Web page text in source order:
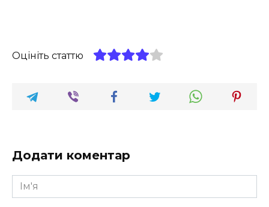
Оцініть статтю
Додати коментар
Ім'я
*